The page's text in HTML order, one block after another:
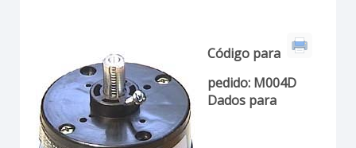
Código para
pedido: M004D
Dados para